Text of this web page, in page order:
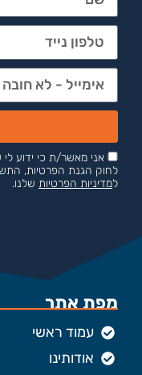
אני מאשר/ת כי ידוע
למדיניות הפרטיות שלנו.
מפת אתר
עמוד ראשי
אודותינו